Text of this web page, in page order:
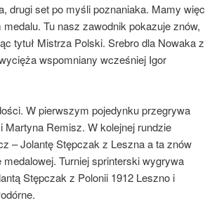
drugi set po myśli poznaniaka. Mamy więc
Tu nasz zawodnik pokazuje znów,
tytuł Mistrza Polski. Srebro dla Nowaka z
wspomniany wcześniej Igor
W pierwszym pojedynku przegrywa
Remisz. W kolejnej rundzie
– Jolantę Stępczak z Leszna a ta znów
Turniej sprinterski wygrywa
Stępczak z Polonii 1912 Leszno i